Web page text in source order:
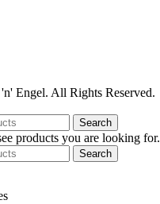
Engel. All Rights Reserved.
Search
products you are looking for.
Search